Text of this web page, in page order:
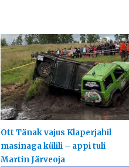
Ott Tänak vajus Klaperjahil
masinaga külili – appi tuli
Martin Järveoja